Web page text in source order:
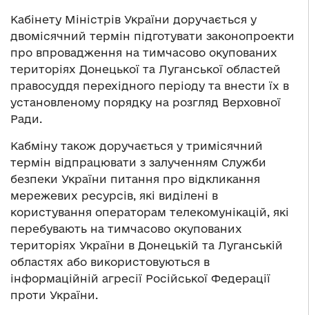
Кабінету Міністрів України доручається у
двомісячний термін підготувати законопроекти
про впровадження на тимчасово окупованих
територіях Донецької та Луганської областей
правосуддя перехідного періоду та внести їх в
установленому порядку на розгляд Верховної
Ради.
Кабміну також доручається у тримісячний
термін відпрацювати з залученням Служби
безпеки України питання про відкликання
мережевих ресурсів, які виділені в
користування операторам телекомунікацій, які
перебувають на тимчасово окупованих
територіях України в Донецькій та Луганській
областях або використовуються в
інформаційній агресії Російської Федерації
проти України.